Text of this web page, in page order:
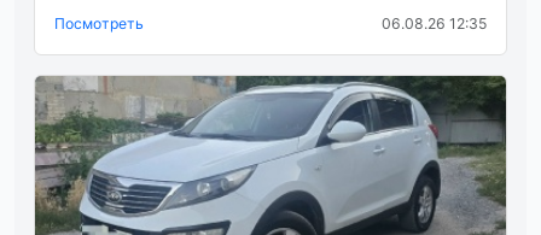
Посмотреть 06.08.26 12:35